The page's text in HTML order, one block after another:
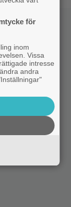
för
inom
Vissa
intresse
andra